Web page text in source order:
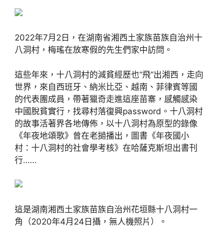
2022年7月2日，在湖南省湘西土家族苗族自治州十
八洞村，梅瑤在放寒假的先生們家中訪問。
這些年來，十八洞村的減貧經歷也“飛”出湘西，走向
世界，來自西班牙、納米比亞、越南、菲律賓等國
的代表團成員，帶著獵奇走進這座苗寨，感觸感染
中國脫貧實行，找尋村落復興password。十八洞村
的故事活著界各地傳佈，以十八洞村為原型的錄像
《年夜地頌歌》曾在老撾播出，圖書《年夜國小
村：十八洞村的社會學考核》在哈薩克斯坦出書刊
行……
這是湖南湘西土家族苗族自治州花垣縣十八洞村一
角（2020年4月24日攝，無人機照片）。